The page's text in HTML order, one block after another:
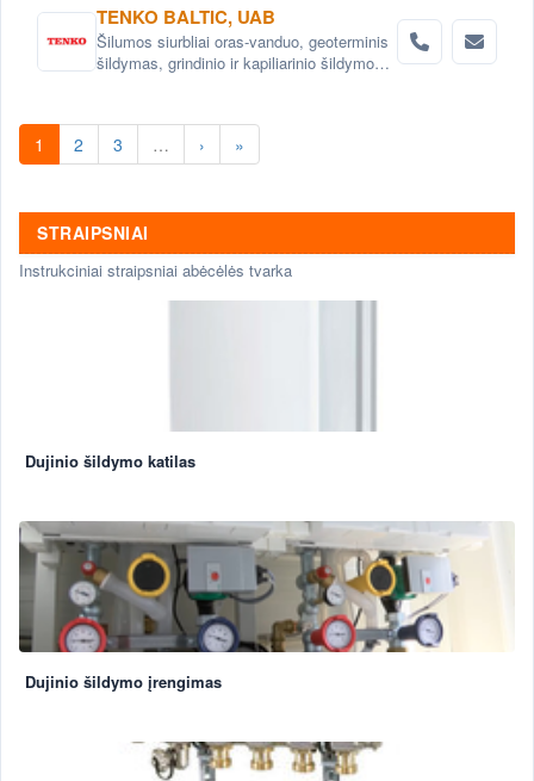
automatizavimas.
TENKO BALTIC, UAB
Šilumos siurbliai oras-vanduo, geoterminis
šildymas, grindinio ir kapiliarinio šildymo
sistemos.
1 2 3 … › »
STRAIPSNIAI
Instrukciniai straipsniai abėcėlės tvarka
Dujinio šildymo katilas
Dujinio šildymo įrengimas